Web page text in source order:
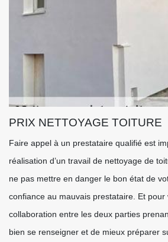
PRIX NETTOYAGE TOITURE
Faire appel à un prestataire qualifié est
réalisation d’un travail de nettoyage de
ne pas mettre en danger le bon état de
confiance au mauvais prestataire. Et pour
collaboration entre les deux parties
bien se renseigner et de mieux préparer